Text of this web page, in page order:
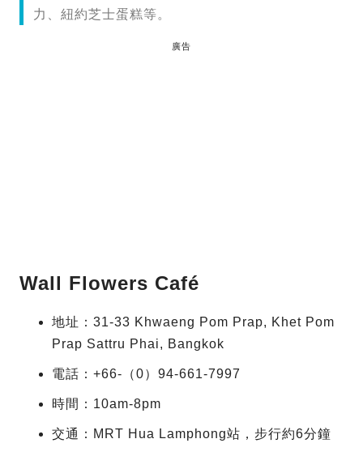
力、紐約芝士蛋糕等。
廣告
Wall Flowers Café
地址：31-33 Khwaeng Pom Prap, Khet Pom
Prap Sattru Phai, Bangkok
電話：+66-（0）94-661-7997
時間：10am-8pm
交通：MRT Hua Lamphong站，步行約6分鐘